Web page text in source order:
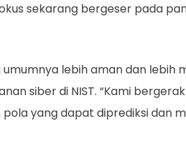
sekarang bergeser pada
lebih aman dan lebih
siber di NIST. “Kami
yang dapat diprediksi dan